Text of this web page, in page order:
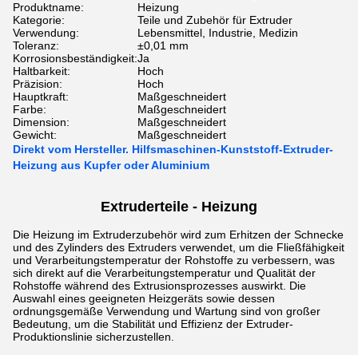
Produktname:
Heizung
Kategorie:
Teile und Zubehör für Extruder
Verwendung:
Lebensmittel, Industrie, Medizin
Toleranz:
±0,01 mm
Korrosionsbeständigkeit:Ja
Haltbarkeit:
Hoch
Präzision:
Hoch
Hauptkraft:
Maßgeschneidert
Farbe:
Maßgeschneidert
Dimension:
Maßgeschneidert
Gewicht:
Maßgeschneidert
Direkt vom Hersteller. Hilfsmaschinen-Kunststoff-Extruder-
Heizung aus Kupfer oder Aluminium
Extruderteile - Heizung
Die Heizung im Extruderzubehör wird zum Erhitzen der Schnecke
und des Zylinders des Extruders verwendet, um die Fließfähigkeit
und Verarbeitungstemperatur der Rohstoffe zu verbessern, was
sich direkt auf die Verarbeitungstemperatur und Qualität der
Rohstoffe während des Extrusionsprozesses auswirkt. Die
Auswahl eines geeigneten Heizgeräts sowie dessen
ordnungsgemäße Verwendung und Wartung sind von großer
Bedeutung, um die Stabilität und Effizienz der Extruder-
Produktionslinie sicherzustellen.